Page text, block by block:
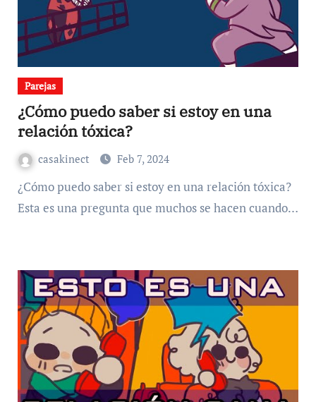
Parejas
¿Cómo puedo saber si estoy en una
relación tóxica?
casakinect Feb 7, 2024
¿Cómo puedo saber si estoy en una relación tóxica?
Esta es una pregunta que muchos se hacen cuando…